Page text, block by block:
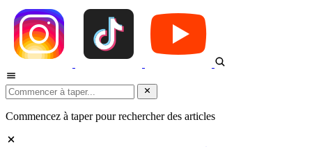
Commencez à taper pour rechercher des articles